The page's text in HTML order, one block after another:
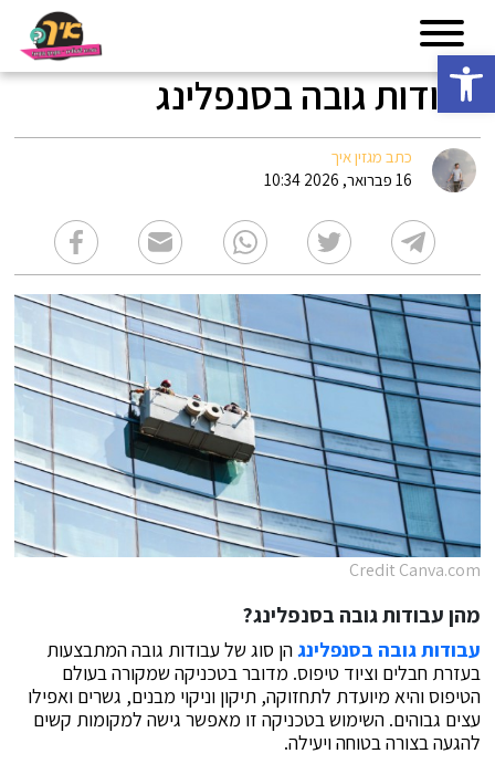
פתח סרגל נגישות
עבודות גובה בסנפלינג
כתב מגזין איך
16 פברואר, 2026 10:34
Credit Canva.com
מהן עבודות גובה בסנפלינג?
עבודות גובה בסנפלינגהן סוג של עבודות גובההמתבצעות
בעזרת חבלים וציוד טיפוס. מדובר בטכניקה שמקורה בעולם
הטיפוס והיא מיועדת לתחזוקה, תיקון וניקוי מבנים, גשרים ואפילו
עצים גבוהים. השימוש בטכניקה זו מאפשר גישה למקומות קשים
להגעה בצורה בטוחה ויעילה.